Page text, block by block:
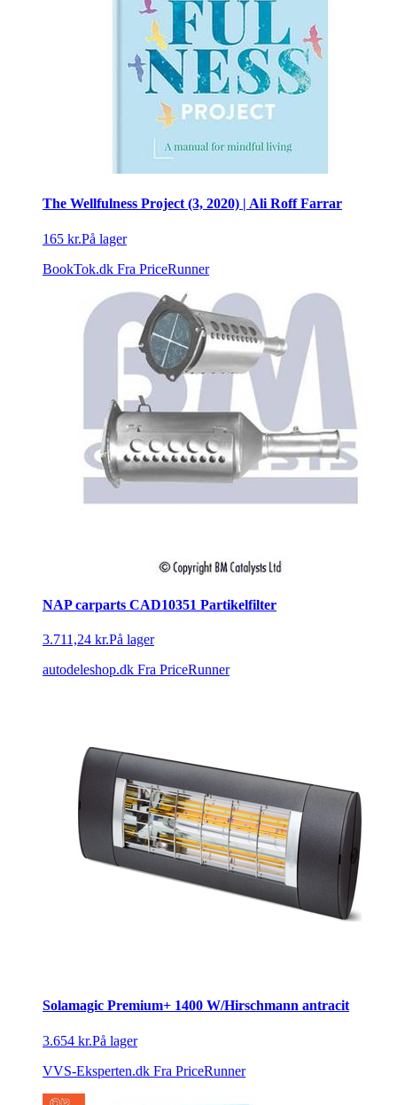
The Wellfulness Project (3, 2020) | Ali Roff Farrar
165 kr.På lager
BookTok.dk Fra PriceRunner
NAP carparts CAD10351 Partikelfilter
3.711,24 kr.På lager
autodeleshop.dk Fra PriceRunner
Solamagic Premium+ 1400 W/Hirschmann antracit
3.654 kr.På lager
VVS-Eksperten.dk Fra PriceRunner